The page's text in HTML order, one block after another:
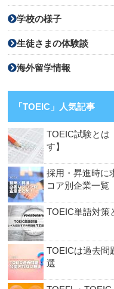
学校の様子
生徒さまの体験談
海外留学情報
「TOEIC」人気記事
TOEIC試験とは
す】
採用・昇進時に
コア別企業一覧
TOEIC単語対策
TOEICは過去問
選